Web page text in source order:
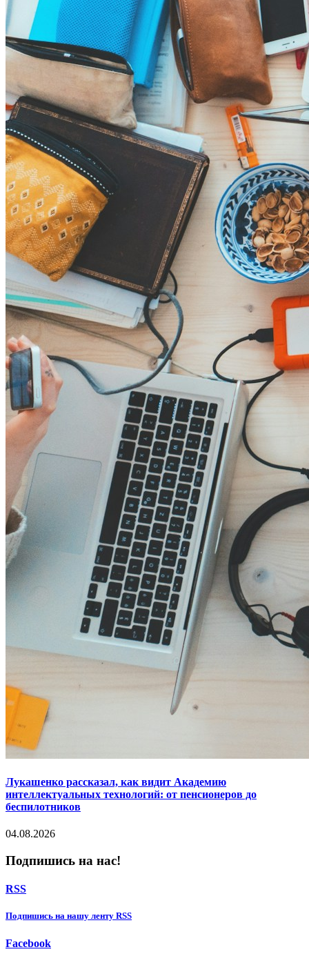
Лукашенко рассказал, как видит Академию
интеллектуальных технологий: от пенсионеров до
беспилотников
04.08.2026
Подпишись на нас!
RSS
Подпишиcь на нашу ленту RSS
Facebook